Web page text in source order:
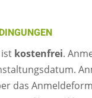
kostenfrei.
das